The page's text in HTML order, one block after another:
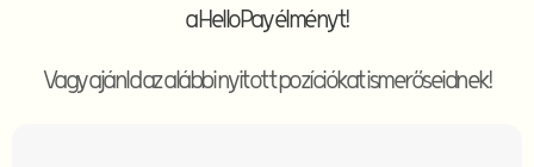
a HelloPay élményt!
Vagy ajánld az alábbi nyitott pozíciókat ismerőseidnek!